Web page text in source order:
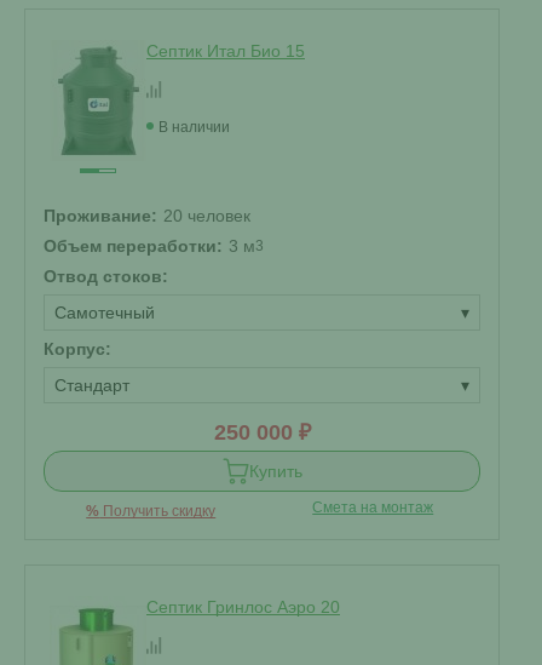
Септик Итал Био 15
В наличии
Проживание: 20 человек
Объем переработки: 3 м3
Отвод стоков:
Самотечный
▾
Корпус:
Стандарт
▾
250 000 ₽
Купить
% Получить скидку Смета на монтаж
Септик Гринлос Аэро 20